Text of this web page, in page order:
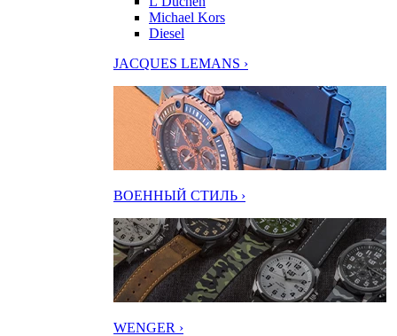
Michael Kors
Diesel
JACQUES LEMANS ›
ВОЕННЫЙ СТИЛЬ ›
WENGER ›